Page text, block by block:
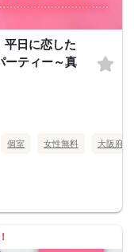
平日に恋した
ーティー～真
個室 女性無料 大阪府